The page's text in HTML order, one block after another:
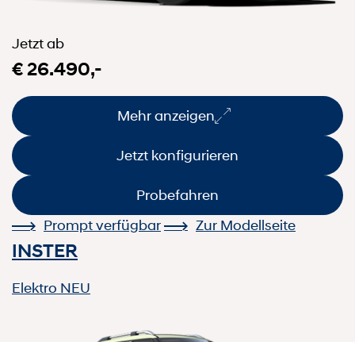
Jetzt ab
€ 26.490,-
Mehr anzeigen
Jetzt konfigurieren
Probefahren
Prompt verfügbar
Zur Modellseite
INSTER
Elektro NEU